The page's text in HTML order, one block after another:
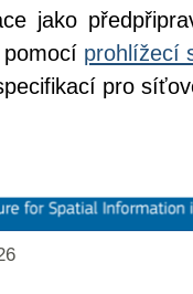
jako
prohlížecí
pro